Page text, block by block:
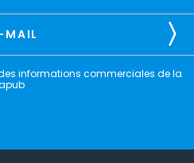
informations commerciales de la